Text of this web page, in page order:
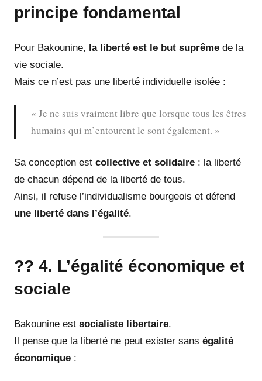
principe fondamental
Pour Bakounine, la liberté est le but suprême de la
vie sociale.
Mais ce n’est pas une liberté individuelle isolée :
« Je ne suis vraiment libre que lorsque tous les êtres
humains qui m’entourent le sont également. »
Sa conception est collective et solidaire : la liberté
de chacun dépend de la liberté de tous.
Ainsi, il refuse l’individualisme bourgeois et défend
une liberté dans l’égalité.
?? 4. L’égalité économique et
sociale
Bakounine est socialiste libertaire.
Il pense que la liberté ne peut exister sans égalité
économique :